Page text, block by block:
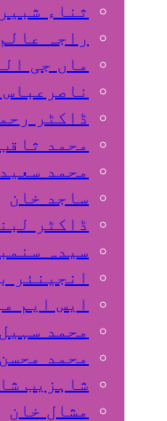
ثناء شبیر
راجہ
ماں جی
ڈاکٹر
محمد ثاقب
محمد
ساجد خان
ڈاکٹر
سیدہ
انجینئر
ایس ایم
محمد
محمد
شاہزیب
مشال خان